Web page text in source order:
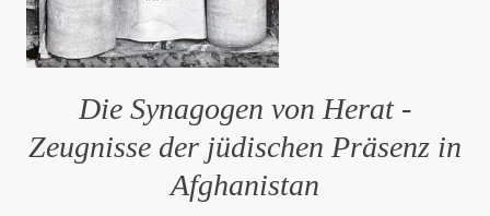
Die Synagogen von Herat -
Zeugnisse der jüdischen Präsenz in
Afghanistan